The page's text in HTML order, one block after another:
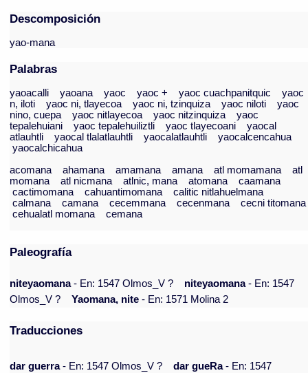
Descomposición
yao-mana
Palabras
yaoacalli yaoana yaoc yaoc + yaoc cuachpanitquic
yaoc
n, iloti
yaoc ni, tlayecoa yaoc ni, tzinquiza yaoc niloti
yaoc
nino, cuepa
yaoc nitlayecoa yaoc nitzinquiza
yaoc
tepalehuiani
yaoc tepalehuiliztli yaoc tlayecoani
yaocal
atlauhtli
yaocal tlalatlauhtli yaocalatlauhtli
yaocalcencahua
yaocalchicahua
acomana
ahamana amamana amana atl momamana
atl
momana
atl nicmana atlnic, mana atomana
caamana
cactimomana
cahuantimomana
calitic nitlahuelmana
calmana
camana cecemmana cecenmana
cecni titomana
cehualatl momana
cemana
Paleografía
niteyaomana- En: 1547 Olmos_V ? niteyaomana- En: 1547
Olmos_V ?
Yaomana, nite - En: 1571 Molina 2
Traducciones
dar guerra- En: 1547 Olmos_V ? dar gueRa- En: 1547